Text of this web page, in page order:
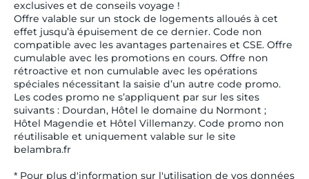
exclusives et de conseils voyage !
Offre valable sur un stock de logements alloués à cet
effet jusqu’à épuisement de ce dernier. Code non
compatible avec les avantages partenaires et CSE. Offre
cumulable avec les promotions en cours. Offre non
rétroactive et non cumulable avec les opérations
spéciales nécessitant la saisie d’un autre code promo.
Les codes promo ne s’appliquent par sur les sites
suivants : Dourdan, Hôtel le domaine du Normont ;
Hôtel Magendie et Hôtel Villemanzy. Code promo non
réutilisable et uniquement valable sur le site
belambra.fr
* Pour plus d'information sur l'utilisation de vos données